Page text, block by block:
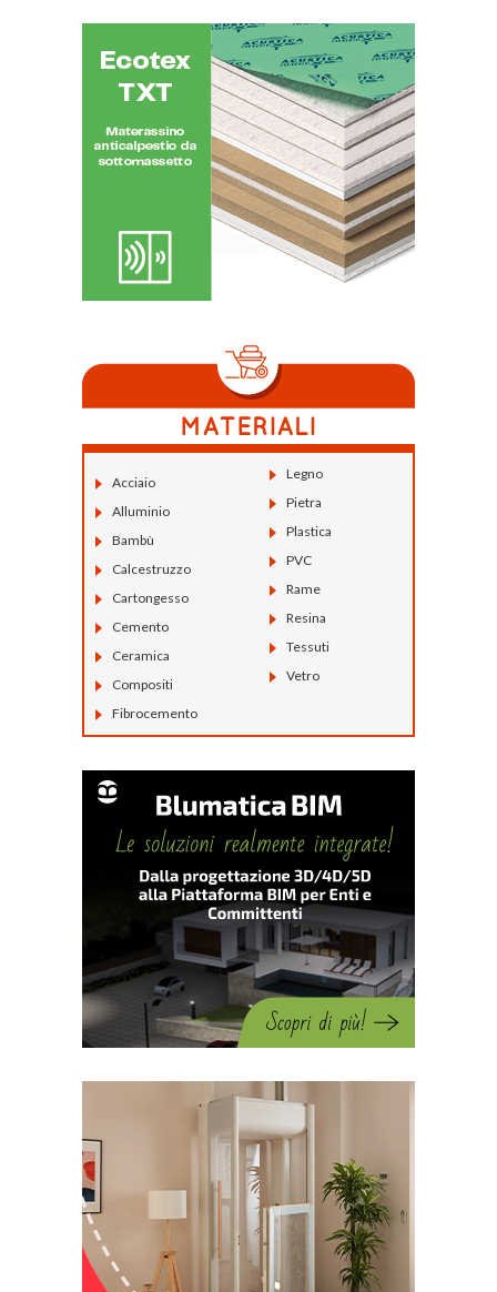
Acciaio
Alluminio
Bambù
Calcestruzzo
Cartongesso
Cemento
Ceramica
Compositi
Fibrocemento
Legno
Pietra
Plastica
PVC
Rame
Resina
Tessuti
Vetro